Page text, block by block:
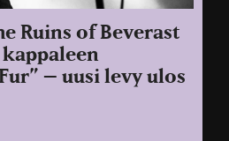
Ruins of Beverast
– uusi levy ulos